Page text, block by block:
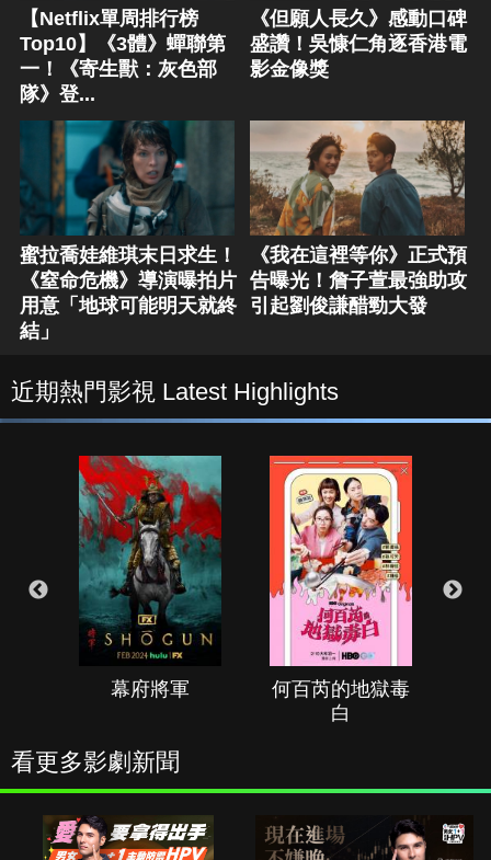
【Netflix單周排行榜
Top10】《3體》蟬聯第
一！《寄生獸：灰色部
隊》登...
《但願人長久》感動口碑
盛讚！吳慷仁角逐香港電
影金像獎
蜜拉喬娃維琪末日求生！
《窒命危機》導演曝拍片
用意「地球可能明天就終
結」
《我在這裡等你》正式預
告曝光！詹子萱最強助攻
引起劉俊謙醋勁大發
近期熱門影視 Latest Highlights
幕府將軍
何百芮的地獄毒
白
看更多影劇新聞